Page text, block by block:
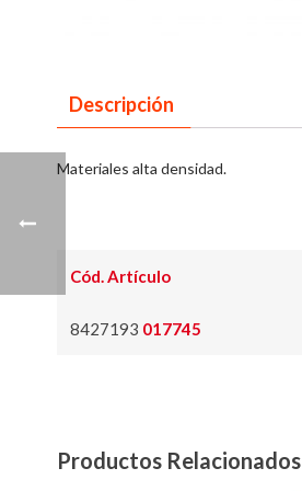
Descripción
Materiales alta densidad.
Cód. Artículo
8427193 017745
Productos Relacionados